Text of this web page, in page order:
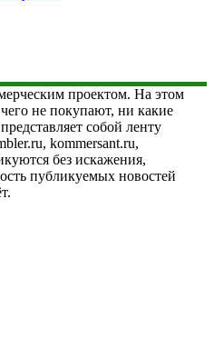
проектом. На этом
не покупают, ни какие
собой ленту
kommersant.ru,
без искажения,
публикуемых новостей